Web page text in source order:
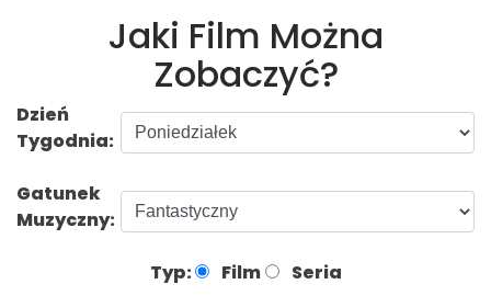
Jaki Film Można
Zobaczyć?
Dzień
Tygodnia:
Gatunek
Muzyczny:
Typ: Film Seria